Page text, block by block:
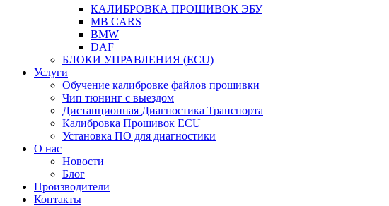
КАЛИБРОВКА ПРОШИВОК ЭБУ
MB CARS
BMW
DAF
БЛОКИ УПРАВЛЕНИЯ (ECU)
Услуги
Обучение калибровке файлов прошивки
Чип тюнинг с выездом
Дистанционная Диагностика Транспорта
Калибровка Прошивок ECU
Установка ПО для диагностики
О нас
Новости
Блог
Производители
Контакты